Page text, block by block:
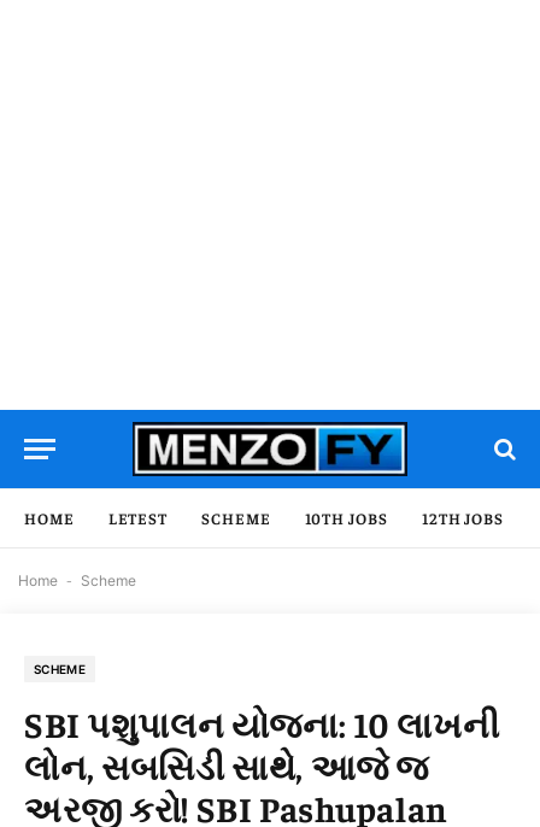
HOME LETEST SCHEME 10TH JOBS 12TH JOBS
Home - Scheme
SCHEME
SBI પશુપાલન યોજના: 10 લાખની
લોન, સબસિડી સાથે, આજે જ
અરજી કરો! SBI Pashupalan